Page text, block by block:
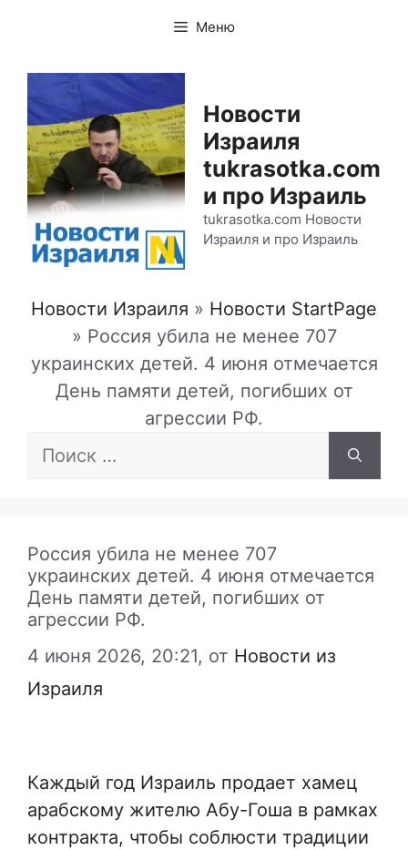
содержимому
Меню
Новости
Израиля
tukrasotka.com
и про Израиль
tukrasotka.com Новости
Израиля и про Израиль
Новости Израиля » Новости StartPage
» Россия убила не менее 707
украинских детей. 4 июня отмечается
День памяти детей, погибших от
агрессии РФ.
Поиск:
Россия убила не менее 707
украинских детей. 4 июня отмечается
День памяти детей, погибших от
агрессии РФ.
4 июня 2026, 20:21, от Новости из
Израиля
Каждый год Израиль продает хамец
арабскому жителю Абу-Гоша в рамках
контракта, чтобы соблюсти традиции